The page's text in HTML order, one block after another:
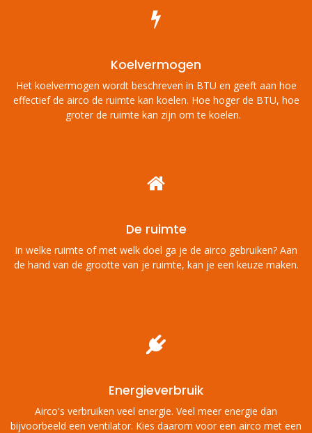
Koelvermogen
Het koelvermogen wordt beschreven in BTU en geeft aan hoe
effectief de airco de ruimte kan koelen. Hoe hoger de BTU, hoe
groter de ruimte kan zijn om te koelen.
De ruimte
In welke ruimte of met welk doel ga je de airco gebruiken? Aan
de hand van de grootte van je ruimte, kan je een keuze maken.
Energieverbruik
Airco's verbruiken veel energie. Veel meer energie dan
bijvoorbeeld een ventilator. Kies daarom voor een airco met een